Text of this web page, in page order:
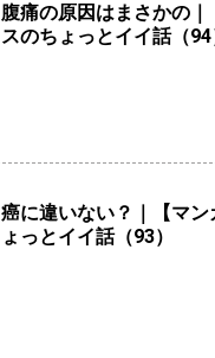
腹痛の原因はまさかの
スのちょっとイイ話（94
癌に違いない？｜【マン
ょっとイイ話（93）